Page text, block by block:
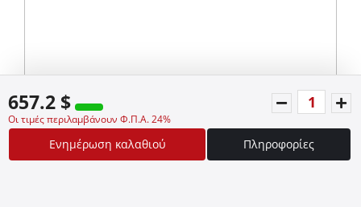
657.2 $
Οι τιμές περιλαμβάνουν Φ.Π.Α. 24%
Ενημέρωση καλαθιού Πληροφορίες